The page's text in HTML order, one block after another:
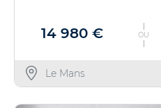
14 980 € OU
Le Mans